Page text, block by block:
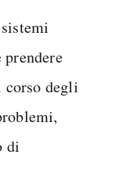
degli
di